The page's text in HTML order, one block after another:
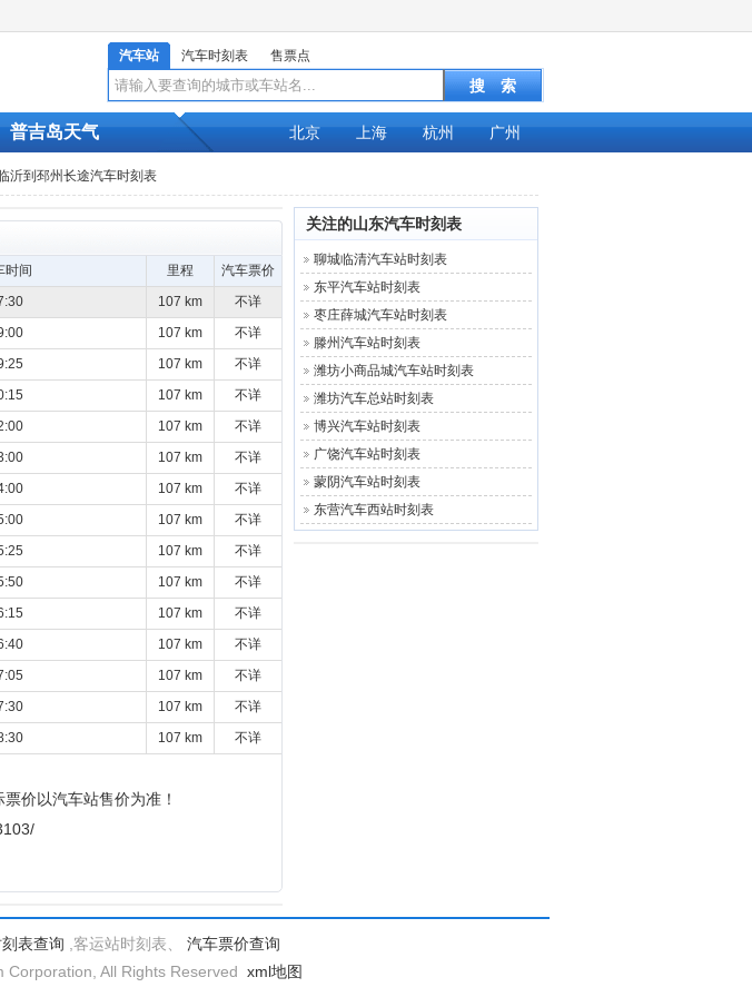
汽车站 汽车时刻表 售票点
普吉岛天气 北京 上海 杭州 广州
沂到邳州长途汽车时刻表
时间 里程
汽车票价
107 km
不详
107 km
不详
107 km
不详
107 km
不详
107 km
不详
107 km
不详
107 km
不详
107 km
不详
107 km
不详
107 km
不详
107 km
不详
107 km
不详
107 km
不详
107 km
不详
107 km 不详
价以汽车站售价为准！
关注的山东汽车时刻表
聊城临清汽车站时刻表
东平汽车站时刻表
枣庄薛城汽车站时刻表
滕州汽车站时刻表
潍坊小商品城汽车站时刻表
潍坊汽车总站时刻表
博兴汽车站时刻表
广饶汽车站时刻表
蒙阴汽车站时刻表
东营汽车西站时刻表
刻表查询 ,客运站时刻表、
汽车票价查询
All Rights Reserved xml地图